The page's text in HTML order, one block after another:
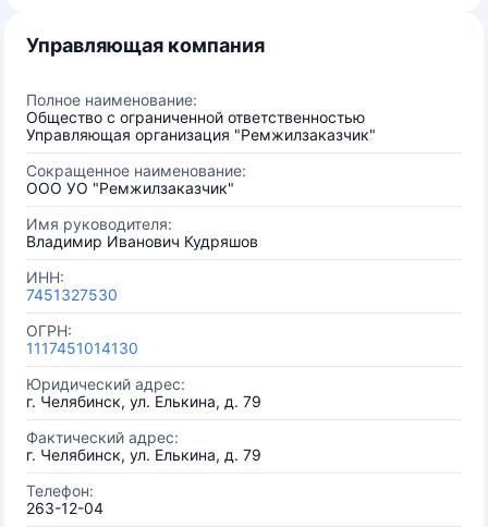
Управляющая компания
Полное наименование:
Общество с ограниченной ответственностью
Управляющая организация "Ремжилзаказчик"
Сокращенное наименование:
ООО УО "Ремжилзаказчик"
Имя руководителя:
Владимир Иванович Кудряшов
ИНН:
7451327530
ОГРН:
1117451014130
Юридический адрес:
г. Челябинск, ул. Елькина, д. 79
Фактический адрес:
г. Челябинск, ул. Елькина, д. 79
Телефон:
263-12-04